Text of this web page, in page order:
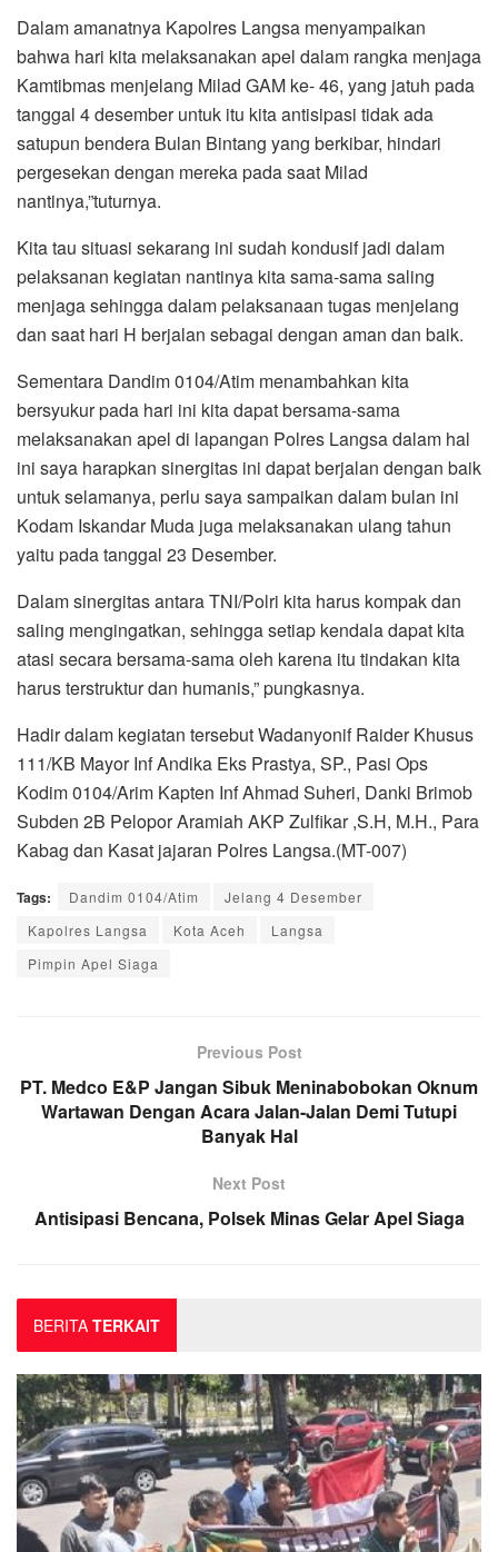
Dalam amanatnya Kapolres Langsa menyampaikan
bahwa hari kita melaksanakan apel dalam rangka menjaga
Kamtibmas menjelang Milad GAM ke- 46, yang jatuh pada
tanggal 4 desember untuk itu kita antisipasi tidak ada
satupun bendera Bulan Bintang yang berkibar, hindari
pergesekan dengan mereka pada saat Milad
nantinya,”tuturnya.
Kita tau situasi sekarang ini sudah kondusif jadi dalam
pelaksanan kegiatan nantinya kita sama-sama saling
menjaga sehingga dalam pelaksanaan tugas menjelang
dan saat hari H berjalan sebagai dengan aman dan baik.
Sementara Dandim 0104/Atim menambahkan kita
bersyukur pada hari ini kita dapat bersama-sama
melaksanakan apel di lapangan Polres Langsa dalam hal
ini saya harapkan sinergitas ini dapat berjalan dengan baik
untuk selamanya, perlu saya sampaikan dalam bulan ini
Kodam Iskandar Muda juga melaksanakan ulang tahun
yaitu pada tanggal 23 Desember.
Dalam sinergitas antara TNI/Polri kita harus kompak dan
saling mengingatkan, sehingga setiap kendala dapat kita
atasi secara bersama-sama oleh karena itu tindakan kita
harus terstruktur dan humanis,” pungkasnya.
Hadir dalam kegiatan tersebut Wadanyonif Raider Khusus
111/KB Mayor Inf Andika Eks Prastya, SP., Pasi Ops
Kodim 0104/Arim Kapten Inf Ahmad Suheri, Danki Brimob
Subden 2B Pelopor Aramiah AKP Zulfikar ,S.H, M.H., Para
Kabag dan Kasat jajaran Polres Langsa.(MT-007)
Tags: Dandim 0104/Atim
Jelang 4 Desember
Kapolres Langsa
Kota Aceh
Langsa
Pimpin Apel Siaga
Previous Post
PT. Medco E&P Jangan Sibuk Meninabobokan Oknum
Wartawan Dengan Acara Jalan-Jalan Demi Tutupi
Banyak Hal
Next Post
Antisipasi Bencana, Polsek Minas Gelar Apel Siaga
BERITA TERKAIT